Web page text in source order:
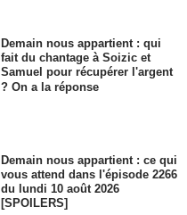
Demain nous appartient : qui
fait du chantage à Soizic et
Samuel pour récupérer l'argent
? On a la réponse
Demain nous appartient : ce qui
vous attend dans l'épisode 2266
du lundi 10 août 2026
[SPOILERS]